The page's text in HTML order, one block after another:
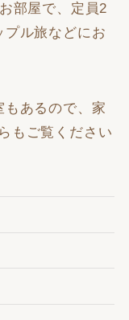
部屋で、定員2
ル旅などにお
あるので、家
もご覧ください